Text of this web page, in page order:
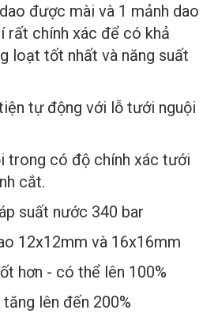
được mài và 1 mảnh dao
rất chính xác để có khả
loạt tốt nhất và năng suất
tự động với lỗ tưới nguội
trong có độ chính xác tưới
cắt.
suất nước 340 bar
12x12mm và 16x16mm
hơn - có thể lên 100%
lên đến 200%